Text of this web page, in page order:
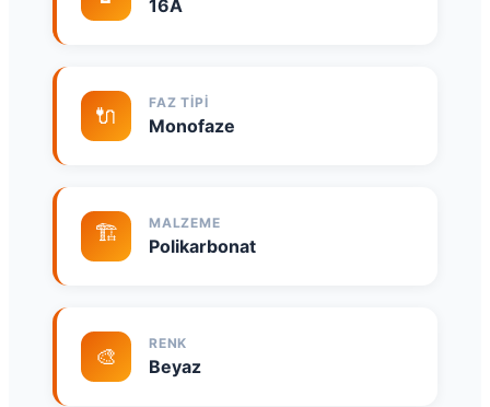
16A
🔌 FAZ TIPI
Monofaze
🏗️ MALZEME
Polikarbonat
🎨 RENK
Beyaz